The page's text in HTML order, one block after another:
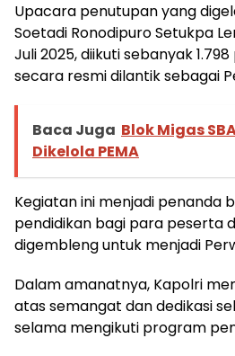
Upacara penutupan yang
Soetadi Ronodipuro Setukpa
Juli 2025, diikuti sebanyak
secara resmi dilantik sebagai
Baca Juga Blok Migas
Dikelola PEMA
Kegiatan ini menjadi penanda
pendidikan bagi para peserta
digembleng untuk menjadi
Dalam amanatnya, Kapolri
atas semangat dan dedikasi
selama mengikuti program